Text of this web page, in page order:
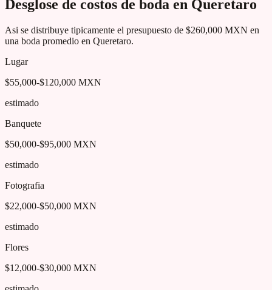
Desglose de costos de boda en Queretaro
Asi se distribuye tipicamente el presupuesto de $260,000 MXN en
una boda promedio en Queretaro.
Lugar
$55,000-$120,000 MXN
estimado
Banquete
$50,000-$95,000 MXN
estimado
Fotografia
$22,000-$50,000 MXN
estimado
Flores
$12,000-$30,000 MXN